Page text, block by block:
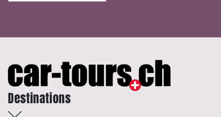
Destinations